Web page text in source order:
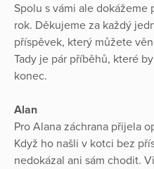
Spolu s vámi ale dokážeme
rok. Děkujeme za každý
příspěvek, který můžete
Tady je pár příběhů, které
konec.
Alan
Pro Alana záchrana přijela
Když ho našli v kotci bez
nedokázal ani sám chodit.